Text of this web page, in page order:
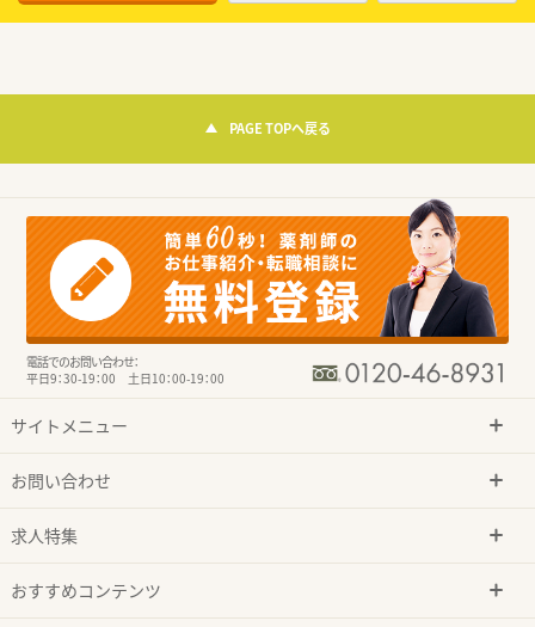
PAGE TOPへ戻る
電話でのお問い合わせ：
平日9：30-19：00 土日10：00-19：00
サイトメニュー
お問い合わせ
求人特集
おすすめコンテンツ